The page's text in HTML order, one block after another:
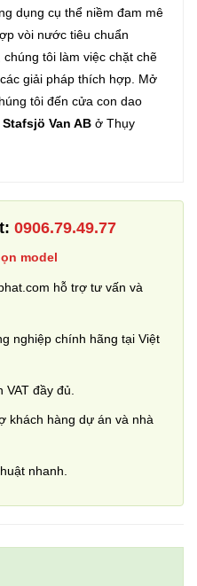
dụng cụ thể niềm đam mê
vòi nước tiêu chuẩn
tôi làm việc chặt chẽ
giải pháp thích hợp. Mở
tôi đến cửa con dao
Stafsjö Van AB ở Thụy
0906.79.49.77
model
hỗ trợ tư vấn và
nghiệp chính hãng tại Việt
đầy đủ.
khách hàng dự án và nhà
nhanh.